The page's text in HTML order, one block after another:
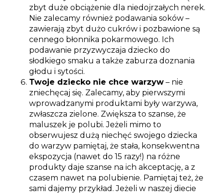
zbyt duże obciążenie dla niedojrzałych nerek.
Nie zalecamy również podawania soków –
zawierają zbyt dużo cukrów i pozbawione są
cennego błonnika pokarmowego. Ich
podawanie przyzwyczaja dziecko do
słodkiego smaku a także zaburza doznania
głodu i sytości.
Twoje dziecko nie chce warzyw – nie
zniechęcaj się. Zalecamy, aby pierwszymi
wprowadzanymi produktami były warzywa,
zwłaszcza zielone. Zwiększa to szanse, że
maluszek je polubi. Jeżeli mimo to
obserwujesz dużą niechęć swojego dziecka
do warzyw pamiętaj, że stała, konsekwentna
ekspozycja (nawet do 15 razy!) na różne
produkty daje szanse na ich akceptację, a z
czasem nawet na polubienie. Pamiętaj też, że
sami dajemy przykład. Jeżeli w naszej diecie